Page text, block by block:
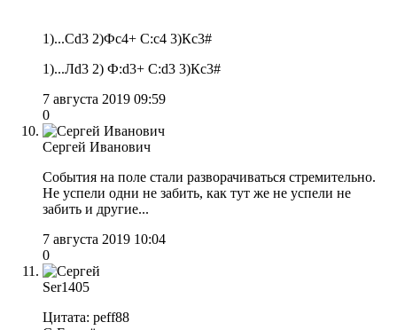
1)...Сd3 2)Фс4+ С:с4 3)Кс3#
1)...Лd3 2) Ф:d3+ C:d3 3)Кс3#
7 августа 2019 09:59
0
Сергей Иванович
События на поле стали разворачиваться стремительно.
Не успели одни не забить, как тут же не успели не
забить и другие...
7 августа 2019 10:04
0
Ser1405
Цитата: peff88